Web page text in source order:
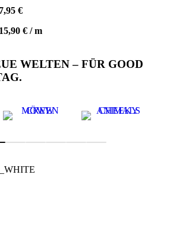
7,95€
15,90€ /m
WELTEN – FÜR GOOD